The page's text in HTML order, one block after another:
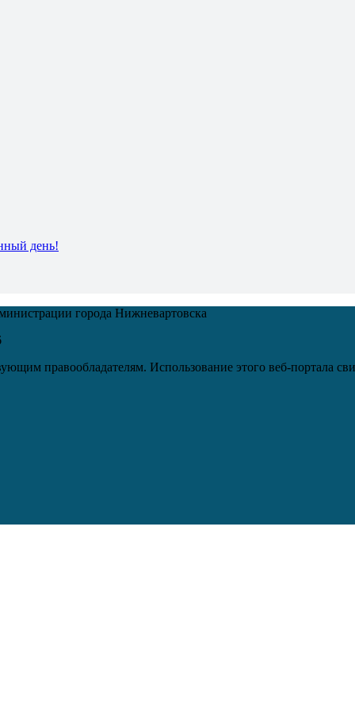
день!
города Нижневартовска
правообладателям. Использование этого веб-портала